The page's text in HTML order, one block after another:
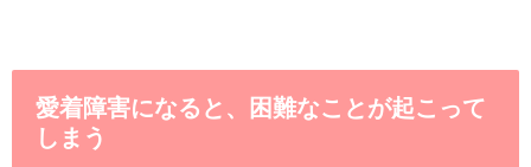
愛着障害になると、困難なことが起こって
しまう